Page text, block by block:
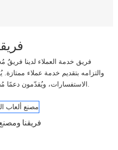
فريق خدمة العملاء لدينا فريقٌ
والتزامه بتقديم خدمة عملاء
فريقنا